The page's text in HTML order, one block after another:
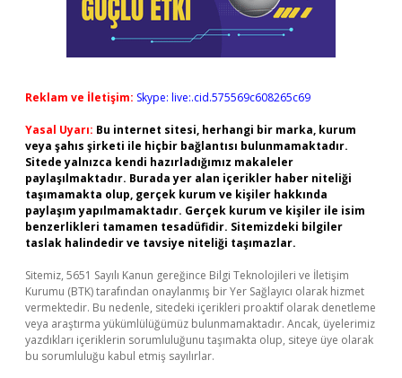
Reklam ve İletişim: Skype: live:.cid.575569c608265c69
Yasal Uyarı: Bu internet sitesi, herhangi bir marka, kurum
veya şahıs şirketi ile hiçbir bağlantısı bulunmamaktadır.
Sitede yalnızca kendi hazırladığımız makaleler
paylaşılmaktadır. Burada yer alan içerikler haber niteliği
taşımamakta olup, gerçek kurum ve kişiler hakkında
paylaşım yapılmamaktadır. Gerçek kurum ve kişiler ile isim
benzerlikleri tamamen tesadüfidir. Sitemizdeki bilgiler
taslak halindedir ve tavsiye niteliği taşımazlar.
Sitemiz, 5651 Sayılı Kanun gereğince Bilgi Teknolojileri ve İletişim
Kurumu (BTK) tarafından onaylanmış bir Yer Sağlayıcı olarak hizmet
vermektedir. Bu nedenle, sitedeki içerikleri proaktif olarak denetleme
veya araştırma yükümlülüğümüz bulunmamaktadır. Ancak, üyelerimiz
yazdıkları içeriklerin sorumluluğunu taşımakta olup, siteye üye olarak
bu sorumluluğu kabul etmiş sayılırlar.